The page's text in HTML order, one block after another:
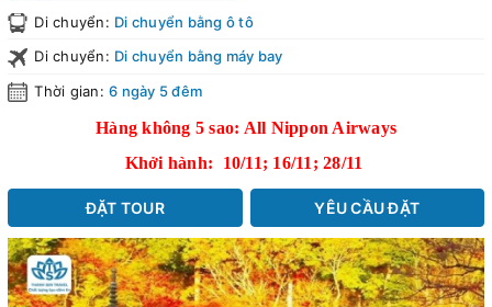
Di chuyển: Di chuyển bằng ô tô
Di chuyển: Di chuyển bằng máy bay
Thời gian: 6 ngày 5 đêm
Hàng không 5 sao: All Nippon Airways
Khởi hành: 10/11; 16/11; 28/11
ĐẶT TOUR YÊU CẦU ĐẶT